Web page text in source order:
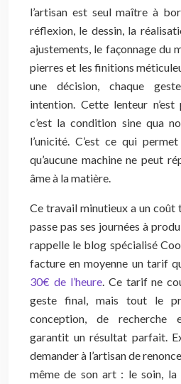
l’artisan est seul maître à
réflexion, le dessin, la
ajustements, le façonnage du
pierres et les finitions
une décision, chaque
intention. Cette lenteur
c’est la condition sine qua
l’unicité. C’est ce qui
qu’aucune machine ne peut
âme à la matière.
Ce travail minutieux a un coût
passe pas ses journées à
rappelle le blog spécialisé
facture en moyenne un tarif
30€ de l’heure. Ce tarif ne
geste final, mais tout le
conception, de recherche
garantit un résultat parfait.
demander à l’artisan de
même de son art : le soin,